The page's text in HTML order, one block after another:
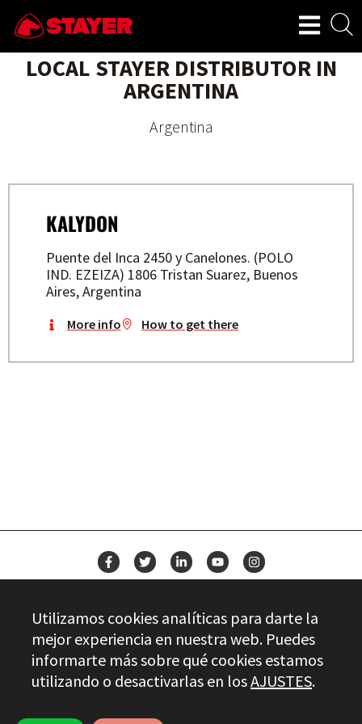
LOCAL STAYER DISTRIBUTOR IN
ARGENTINA
Argentina
KALYDON
Puente del Inca 2450 y Canelones. (POLO
IND. EZEIZA) 1806 Tristan Suarez, Buenos
Aires, Argentina
More info How to get there
CONTACT
Stayer.es © 2026
Utilizamos cookies analíticas para darte la
mejor experiencia en nuestra web. Puedes
informarte más sobre qué cookies estamos
utilizando o desactivarlas en losAJUSTES.